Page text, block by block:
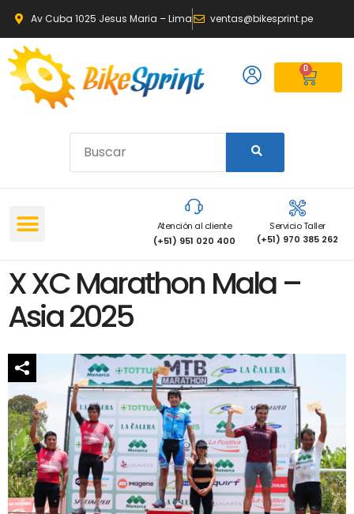
Av Cuba 1025 Jesus Maria – Lima ventas@bikesprint.pe
0
Atención al cliente
(+51) 951 020 400
Servicio Taller
(+51) 970 385 262
X XC Marathon Mala –
Asia 2025